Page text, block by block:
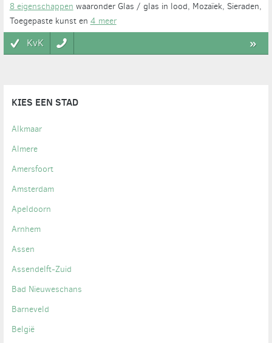
8 eigenschappen waaronder Glas / glas in lood, Mozaïek, Sieraden,
Toegepaste kunst en 4 meer
KvK »
KIES EEN STAD
Alkmaar
Almere
Amersfoort
Amsterdam
Apeldoorn
Arnhem
Assen
Assendelft-Zuid
Bad Nieuweschans
Barneveld
België